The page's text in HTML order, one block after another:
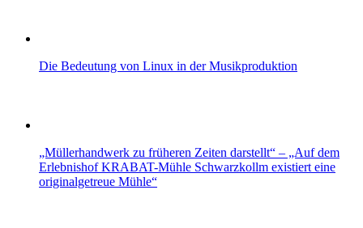
Die Bedeutung von Linux in der Musikproduktion
„Müllerhandwerk zu früheren Zeiten darstellt“ – „Auf dem
Erlebnishof KRABAT-Mühle Schwarzkollm existiert eine
originalgetreue Mühle“